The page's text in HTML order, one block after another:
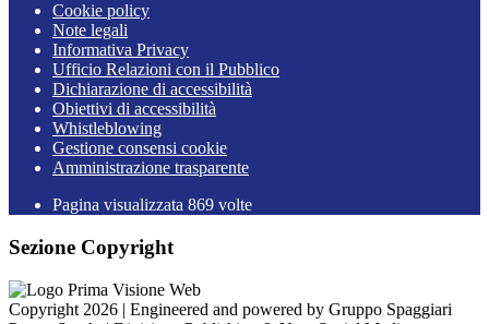
Cookie policy
Note legali
Informativa Privacy
Ufficio Relazioni con il Pubblico
Dichiarazione di accessibilità
Obiettivi di accessibilità
Whistleblowing
Gestione consensi cookie
Amministrazione trasparente
Pagina visualizzata 869 volte
Sezione Copyright
Copyright 2026 | Engineered and powered by Gruppo Spaggiari